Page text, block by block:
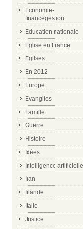
Economie-
financegestion
Education nationale
Eglise en France
Eglises
En 2012
Europe
Evangiles
Famille
Guerre
Histoire
Idées
Intelligence artificielle
Iran
Irlande
Italie
Justice